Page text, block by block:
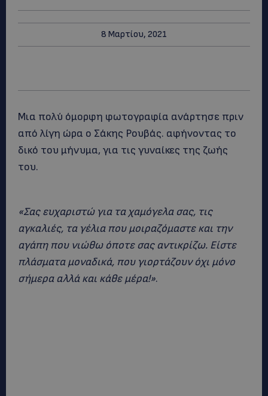
8 Μαρτίου, 2021
Μια πολύ όμορφη φωτογραφία ανάρτησε πριν
από λίγη ώρα ο Σάκης Ρουβάς. αφήνοντας το
δικό του μήνυμα, για τις γυναίκες της ζωής
του.
«Σας ευχαριστώ για τα χαμόγελα σας, τις
αγκαλιές, τα γέλια που μοιραζόμαστε και την
αγάπη που νιώθω όποτε σας αντικρίζω. Είστε
πλάσματα μοναδικά, που γιορτάζουν όχι μόνο
σήμερα αλλά και κάθε μέρα!».